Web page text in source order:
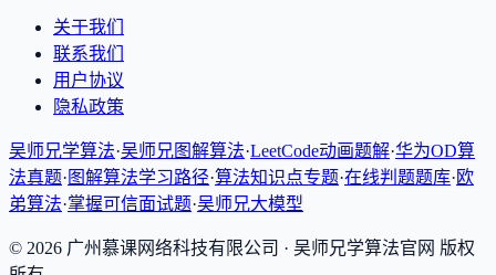
关于我们
联系我们
用户协议
隐私政策
吴师兄学算法·吴师兄图解算法·LeetCode动画题解·华为OD算
法真题· 图解算法学习路径·算法知识点专题·在线判题题库·欧
弟算法·掌握可信面试题·吴师兄大模型
© 2026 广州慕课网络科技有限公司 · 吴师兄学算法官网 版权